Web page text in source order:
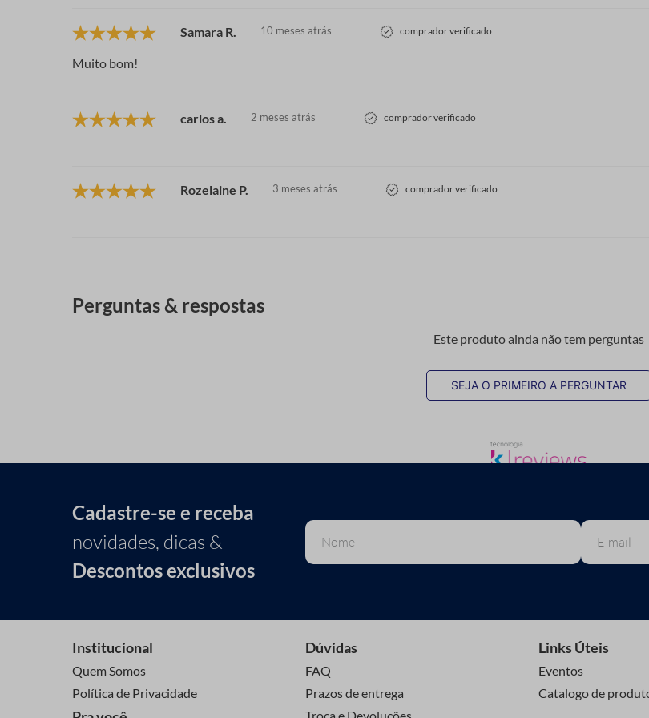
Samara R. 10 meses atrás comprador verificado
Muito bom!
carlos a. 2 meses atrás comprador verificado
Rozelaine P. 3 meses atrás comprador verificado
Perguntas & respostas
Este produto ainda não tem perguntas
SEJA O PRIMEIRO A PERGUNTAR
Cadastre-se e receba
novidades, dicas &
Descontos exclusivos
Institucional
Quem Somos
Política de Privacidade
Dúvidas
FAQ
Prazos de entrega
Links Úteis
Eventos
Catalogo de